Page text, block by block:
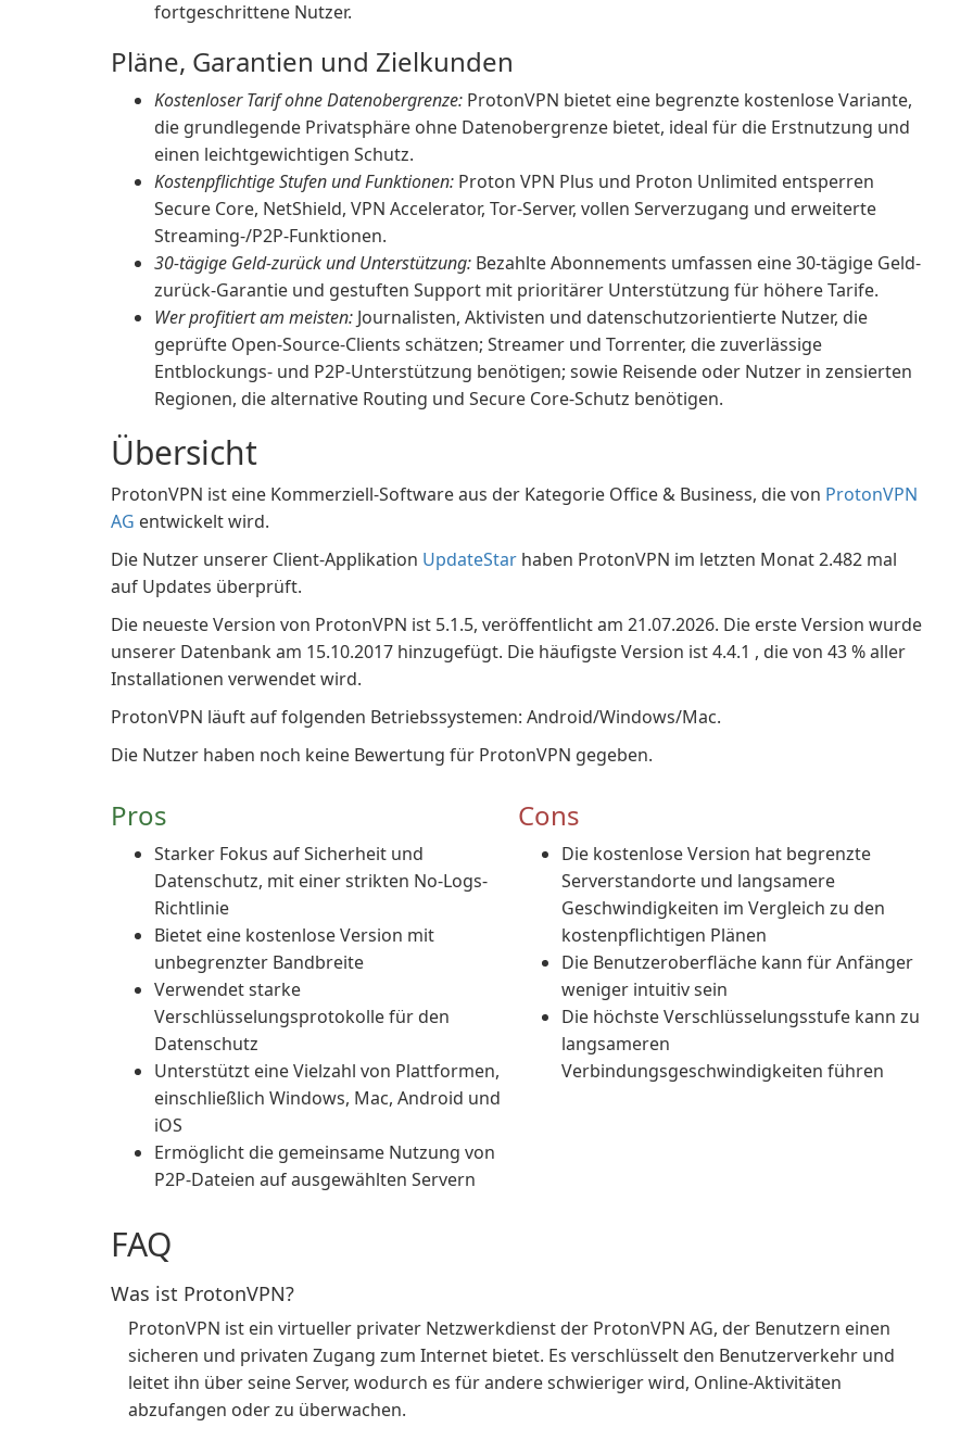
fortgeschrittene Nutzer.
Pläne, Garantien und Zielkunden
Kostenloser Tarif ohne Datenobergrenze: ProtonVPN bietet eine begrenzte kostenlose Variante,
die grundlegende Privatsphäre ohne Datenobergrenze bietet, ideal für die Erstnutzung und
einen leichtgewichtigen Schutz.
Kostenpflichtige Stufen und Funktionen: Proton VPN Plus und Proton Unlimited entsperren
Secure Core, NetShield, VPN Accelerator, Tor-Server, vollen Serverzugang und erweiterte
Streaming-/P2P-Funktionen.
30-tägige Geld-zurück und Unterstützung: Bezahlte Abonnements umfassen eine 30-tägige Geld-
zurück-Garantie und gestuften Support mit prioritärer Unterstützung für höhere Tarife.
Wer profitiert am meisten: Journalisten, Aktivisten und datenschutzorientierte Nutzer, die
geprüfte Open-Source-Clients schätzen; Streamer und Torrenter, die zuverlässige
Entblockungs- und P2P-Unterstützung benötigen; sowie Reisende oder Nutzer in zensierten
Regionen, die alternative Routing und Secure Core-Schutz benötigen.
Übersicht
ProtonVPN ist eine Kommerziell-Software aus der Kategorie Office & Business, die von ProtonVPN
AG entwickelt wird.
Die Nutzer unserer Client-Applikation UpdateStar haben ProtonVPN im letzten Monat 2.482 mal
auf Updates überprüft.
Die neueste Version von ProtonVPN ist 5.1.5, veröffentlicht am 21.07.2026. Die erste Version wurde
unserer Datenbank am 15.10.2017 hinzugefügt. Die häufigste Version ist 4.4.1 , die von 43 % aller
Installationen verwendet wird.
ProtonVPN läuft auf folgenden Betriebssystemen: Android/Windows/Mac.
Die Nutzer haben noch keine Bewertung für ProtonVPN gegeben.
Pros
Starker Fokus auf Sicherheit und
Datenschutz, mit einer strikten No-Logs-
Richtlinie
Bietet eine kostenlose Version mit
unbegrenzter Bandbreite
Verwendet starke
Verschlüsselungsprotokolle für den
Datenschutz
Unterstützt eine Vielzahl von Plattformen,
einschließlich Windows, Mac, Android und
iOS
Ermöglicht die gemeinsame Nutzung von
P2P-Dateien auf ausgewählten Servern
Cons
Die kostenlose Version hat begrenzte
Serverstandorte und langsamere
Geschwindigkeiten im Vergleich zu den
kostenpflichtigen Plänen
Die Benutzeroberfläche kann für Anfänger
weniger intuitiv sein
Die höchste Verschlüsselungsstufe kann zu
langsameren
Verbindungsgeschwindigkeiten führen
FAQ
Was ist ProtonVPN?
ProtonVPN ist ein virtueller privater Netzwerkdienst der ProtonVPN AG, der Benutzern einen
sicheren und privaten Zugang zum Internet bietet. Es verschlüsselt den Benutzerverkehr und
leitet ihn über seine Server, wodurch es für andere schwieriger wird, Online-Aktivitäten
abzufangen oder zu überwachen.